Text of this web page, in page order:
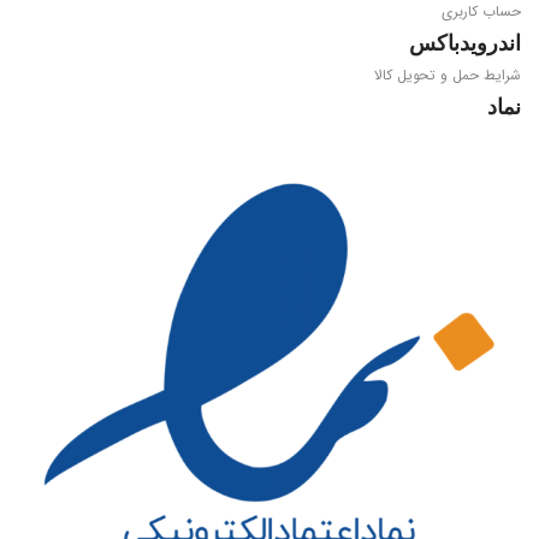
Dual Band 2.4/5.8GHz 802.11
a/b/g/n/ac
حافظه سیستمی
حافظه داخلی
حساب کاربری
اندرویدباکس
شرایط حمل و تحویل کالا
نماد